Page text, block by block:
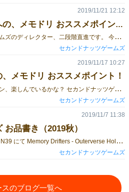
フレーバー重視のキミへの、メモドリ おススメポイント！
こ
んにちは！セカンドナッツゲームズのディレクター、二段階直進です。 今回はアートやストーリーに着目して、Memory Drifters の魅力をお伝えしていきます！ ゲームそのもののルールに着目した紹介はこちらの初級編 / こちらの上級編 もあわせて読んでみてください。 世界の外側〈アウターバース〉に迷い込むところから、物語〈ゲーム〉は始まります。 そこは宝石に満ちた世界。あまり見とれていると、我を忘れてしまいかねません。文字通りの意味で。 《思考の波紋》 宝石のひとつひとつは、どこかの誰かの記憶です。 元の世界への手がかりを求めて、記憶の世界の漂流が始まります。 《光の導き》 ～～～ 元の世界への手がかりは 記憶カード によって描かれます。 学校の教室。通学路の橋。卒業式。 家の机、持ち物。 破壊され荒廃した街。（いったいなぜ？） いつも着ていた制服、家族が毎日作ってくれたお弁当、教科書で読んだ知識も、貴重な手がかりです。 記憶カードにはそれぞれの色ごとに6段階の強さがあり、強さに応じてアートも少しずつ変化しています。 ぜひ、実物を見て確かめてみてください。 ～～～ 世界の外側〈アウターバース〉で起こる出来事は イベントカード によって描かれます。 イラストはもちろんのこと、ほとんどのイベントカードにはフレーバーテキストがついています。 ゲームを盛り上げてくれるイベントカード、ゲームの後は1枚ずつ並べて 世界の外側〈アウターバース〉で起きた事を読み解いてみるのもいいと思います。 以上、Memory Drifters には、手に取って確かめてほしいこだわりを詰め込んでいます。 どこか興味があるところがあれば、ぜひ手に取ってもらえたらうれしいです。 Memory Drifters は、いくつかの通販サイトや店舗で委託販売中です。 ただいま、アークライトの通販サイトでは イベント特別価格 3,980円で「メモドリ」を購入いただけます。 期間限定となっていますので、お見逃しなく！
2019/11/21 12:12
セカンドナッツゲームズ
メモドリ おススメポイント！
や
あ！ゲームマーケットオンライン、楽しんでいるかな？ セカンドナッツゲームズの開発チーム、二段階直進だ！ Memory Drifters はポーカーをもとにして作ったゲームだから、 今回は「ポーカーちょっとやったことあるよ」という人に向けて、Memory Drifters の魅力を伝えていくぞ！ 「俺はポーカープレイヤーだぜ！」という方には少し物足りないかもしれないが、そんな人向けの解説はこちらに用意したぜ。 「ポーカーのことは知らんけど、ボドゲはテーマやフレーバーで選ぶ！」という方向けにも記事を準備したから合わせて読んでくれ。 Memory Drifters は、一言でいえば おかしなトランプで、おかしなポーカーをするゲームだ。 どうおかしいかって？まずデッキが2種類ある。 ひとつは記憶カードと呼ばれる、数字とスートが書かれたカードだ。 スートが6種類。白・緑・赤・黒・青・黄。 数字は1～6の6種類。 これらの組み合わせで36枚のデッキを使うんだ。 役の作り方も違ってくるぞ。各プレイヤーには手札が2枚配られる。そして、場には4枚のカードが出てくる。計6枚の中から4枚を選んで役を作るんだ。 大体はポーカーでおなじみの役だが、いくつかの大きな違いがある。 ・フラッシュが最強だ。一つのスートは6枚しか存在しないぶん、揃いにくいからね。 ・ディスティニーペアという役があって、これはスリーカードに勝つ。2つのスートでできたツーペアのことだ。 ・ストレートはない。1~6までしかないから、ストレートにならない方が難しいからね！ ・4枚しか役に使わないから、当然フルハウスもない。 次はハンドの進行だ。テキサスホールデムを遊び始めて、こう感じたことはないかい？ 「2枚しか見えてないのにレイズするなんて！」 だったらだいたい見えているところから始めようじゃないか。 最初の「賭け」はこの段階から始まる。自分のカードと場のカード、合わせて6枚中4枚が見えているから、見通しが立てやすいはずだ！ ここで賭けが成立すると、次はこの段階だ。 6枚中6枚、すべてのカードが見えた状態で「賭け」を行う。 そしてショーダウンだ。手札の記憶カードを公開して勝負をつける。 勝てば、賭けで集まった記憶のかけらは君のものだ！ そして、ポーカー初心者には朗報だ。このゲームにはレイズがない！ 決められた数の記憶のかけらを賭けるか降りるか、常に2択なのだ。 ポーカーよりも簡単だね！ ここまでで、ポーカーとは全然違ったゲームになることは伝わったかな？ だが、これで終わりではない。私は最初にこう言った。デッキは2種類あると。 もう一つのデッキ、それはイベントカードだ！ このようなカードが、記憶カードとは別にプレイヤーに配られる。 実際のプレーでの手札はこんな感じだ。 イベントカードは自分の番に使える。使うと、カードに書いてあることが起こる。 たとえばこの《貪欲な探求》を使うと・・・記憶カードを引き直せる！ 役なしの貧弱なハンドが、スリーカードに大変身！・・・するかもしれない。 このように、普通のポーカーではありえない効果を持ったカードがいろいろあるぞ。 使わなかったイベントカードは、ハンドが終わっても回収されないでプレイヤーの手札に残り続ける。そしてハンドごとに山札から1枚補充される。 強力なイベントカードにはコストが必要で、他のイベントカードを捨てないと使えない。どこで、どのイベントカードを使うかの判断が、展開を大きく左右するぞ！ ゲームの大枠は以上。ポーカーに興味を持ったキミなら絶対に気に入るはずだ！ Memory Drifters は、いくつかの通販サイトや店舗で委託販売中だ。 さらに今なら、アークライトの通販サイトで買うと イベント特別価格 3,980円で「メモドリ」が手に入るぞ！ お見逃しなく！
2019/11/17 10:27
セカンドナッツゲームズ
品書き（2019秋）
セ
カンドナッツゲームズは、土曜 N39 にて Memory Drifters - Outerverse Hold'em ユリむすび の2作品を頒布します！ ◆ Memory Drifters - Outerverse Hold'em ハイスピード幻想ポーカー 2人～6人 / 30～45分 / 13歳以上 頒布価格：4,000円 テキサスホールデムを大胆にアレンジ！ 飛び交うイベントカード、目まぐるしく変わる状況を読み切り、 記憶のかけらを集めよう！ 失われていく記憶…真実の記憶だけを追い求め、生き残れ →くわしく 〇取り置き予約をこちらで受付中です！(11/21まで) ◆ ユリむすび ハイスピード百合コレクション 3人～4人 / 20～30分 / 8歳以上 頒布価格：2,000円 同じペアを結んで重ねて高得点！スピード × セットコレクション！ アクション or ターン制、お好みのルールで遊べます。 結ばれよ。誰よりも深く、揺るぎなく― 旧作につき在庫限り、ゲームマーケット限定頒布です。この入手機会をお見逃しなく！ →くわしく 試遊スペースでは“Memory Drifters - Outerverse Hold'em”（通称：メモドリ）を、 説明込み30分で体験できます。 土曜 N39 にてお待ちしております！
2019/11/7 11:38
セカンドナッツゲームズ
スのブログ一覧へ